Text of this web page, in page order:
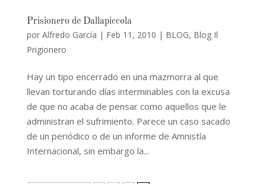
Prisionero de Dallapiccola
por Alfredo García | Feb 11, 2010 | BLOG, Blog Il
Prigionero
Hay un tipo encerrado en una mazmorra al que
llevan torturando días interminables con la excusa
de que no acaba de pensar como aquellos que le
administran el sufrimiento. Parece un caso sacado
de un periódico o de un informe de Amnistía
Internacional, sin embargo la...